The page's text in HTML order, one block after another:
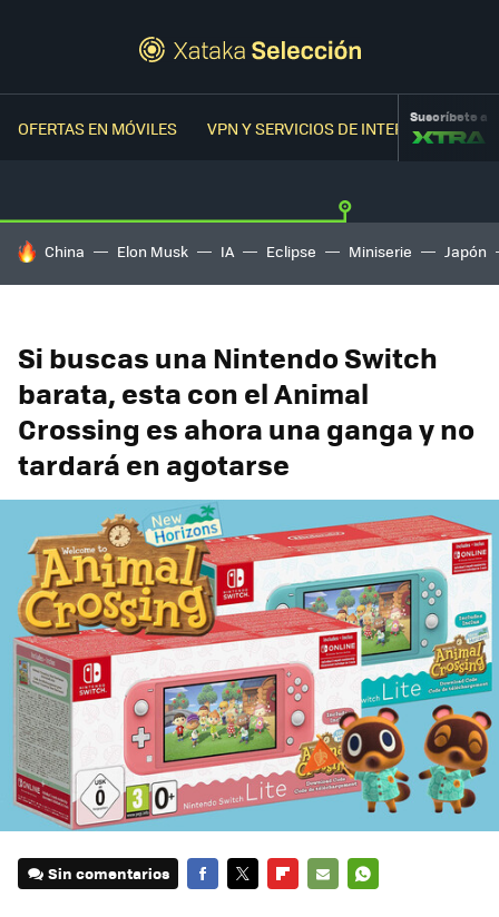
OFERTAS EN MÓVILES VPN Y SERVICIOS DE INTERNETSuscríbete a
HOY SE HABLA DE
China Elon Musk IA Eclipse Miniserie Japón
Si buscas una Nintendo Switch
barata, esta con el Animal
Crossing es ahora una ganga y no
tardará en agotarse
Sin comentarios